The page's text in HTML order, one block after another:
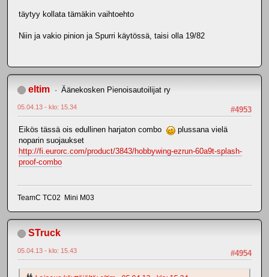
täytyy kollata tämäkin vaihtoehto
Niin ja vakio pinion ja Spurri käytössä, taisi olla 19/82
eltim Äänekosken Pienoisautoilijat ry
#4953
05.04.13 - klo: 15.34
Eikös tässä ois edullinen harjaton combo
plussana vielä
noparin suojaukset
http://fi.eurorc.com/product/3843/hobbywing-ezrun-60a9t-splash-
proof-combo
TeamC TC02 Mini M03
STruck
#4954
05.04.13 - klo: 15.43